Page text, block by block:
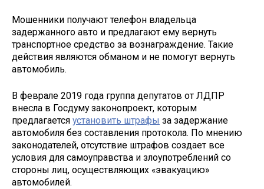
Мошенники получают телефон владельца
задержанного авто и предлагают ему вернуть
транспортное средство за вознаграждение. Такие
действия являются обманом и не помогут вернуть
автомобиль.
В феврале 2019 года группа депутатов от ЛДПР
внесла в Госдуму законопроект, которым
предлагается установить штрафы за задержание
автомобиля без составления протокола. По мнению
законодателей, отсутствие штрафов создает все
условия для самоуправства и злоупотреблений со
стороны лиц, осуществляющих «эвакуацию»
автомобилей.